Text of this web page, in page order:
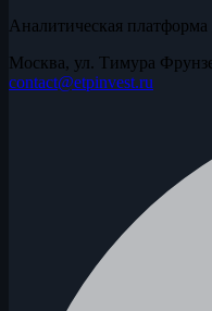
Аналитическая
Москва, ул. Тимура
contact@etpinvest.ru